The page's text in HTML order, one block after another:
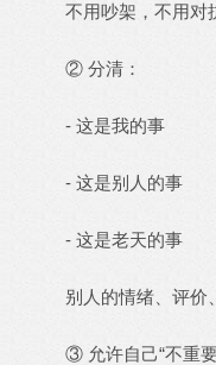
不用吵架，不用对
② 分清：
- 这是我的事
- 这是别人的事
- 这是老天的事
别人的情绪、评价
③ 允许自己“不重